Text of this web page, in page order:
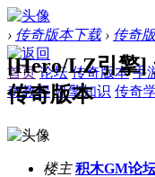
› 传奇版本下载 › 传奇
首页 论坛 传奇版本 手
奇教程 引擎知识 传奇
[Hero/LZ引擎]
传奇版本
楼主 积木GM论